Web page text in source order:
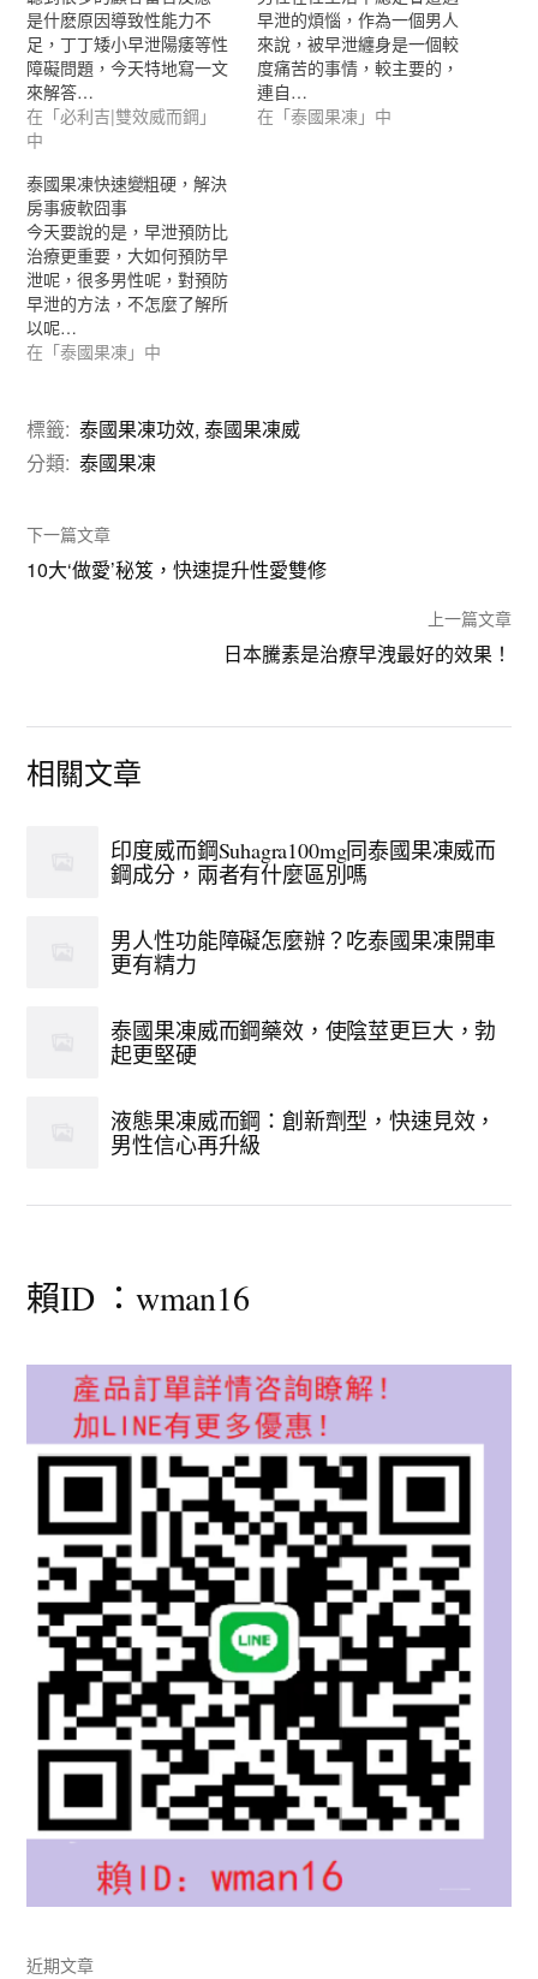
是什麽原因導致性能力不
足，丁丁矮小早泄陽痿等性
障礙問題，今天特地寫一文
來解答…
在「必利吉|雙效威而鋼」
中
早泄的煩惱，作為一個男人
來說，被早泄纏身是一個較
度痛苦的事情，較主要的，
連自…
在「泰國果凍」中
泰國果凍快速變粗硬，解決
房事疲軟囧事
今天要說的是，早泄預防比
治療更重要，大如何預防早
泄呢，很多男性呢，對預防
早泄的方法，不怎麼了解所
以呢…
在「泰國果凍」中
標籤: 泰國果凍功效,泰國果凍威
分類: 泰國果凍
下一篇文章
10大‘做愛’秘笈，快速提升性愛雙修
上一篇文章
日本騰素是治療早洩最好的效果！
相關文章
印度威而鋼Suhagra100mg同泰國果凍威而
鋼成分，兩者有什麼區別嗎
男人性功能障礙怎麼辦？吃泰國果凍開車
更有精力
泰國果凍威而鋼藥效，使陰莖更巨大，勃
起更堅硬
液態果凍威而鋼：創新劑型，快速見效，
男性信心再升級
賴ID ：wman16
近期文章